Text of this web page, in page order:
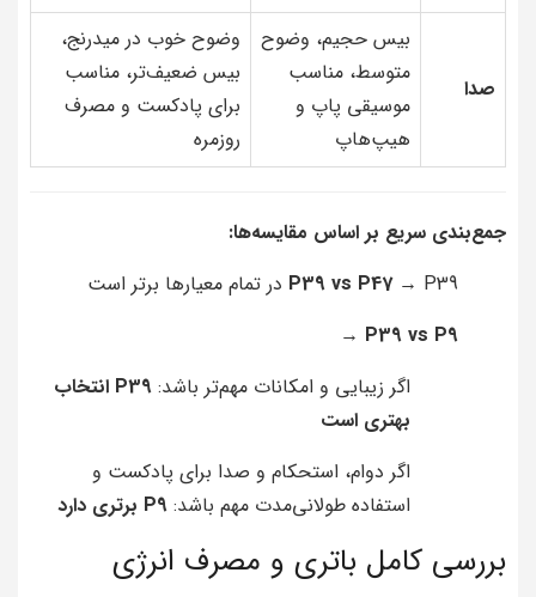
صدا
بیس حجیم، وضوح
متوسط، مناسب
موسیقی پاپ و
هیپ‌هاپ
وضوح خوب در میدرنج،
بیس ضعیف‌تر، مناسب
برای پادکست و مصرف
روزمره
جمع‌بندی سریع بر اساس مقایسه‌ها:
P39 vs P47→ P39 در تمام معیارها برتر است
P39 vs P9
→
اگر زیبایی و امکانات مهم‌تر باشد:
P39 انتخاب
بهتری است
اگر دوام، استحکام و صدا برای پادکست و
استفاده طولانی‌مدت مهم باشد: P9 برتری دارد
بررسی کامل باتری و مصرف انرژی